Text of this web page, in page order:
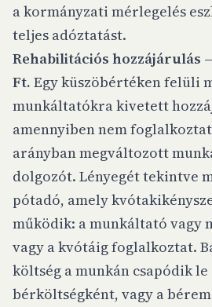
a kormányzati mérlegelés
teljes adóztatást.
Rehabilitációs hozzájárulás
Ft. Egy küszöbértéken felüli
munkáltatókra kivetett
amennyiben nem
arányban megváltozott
dolgozót. Lényegét tekintve
pótadó, amely
működik: a munkáltató vagy
vagy a kvótáig foglalkoztat.
költség a munkán csapódik
bérköltségként, vagy a